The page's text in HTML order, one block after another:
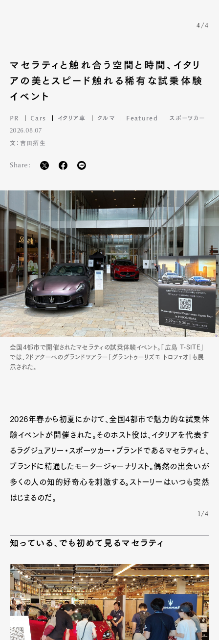
4/4
マセラティと触れ合う空間と時間、イタリ
アの美とスピード触れる稀有な試乗体験
イベント
PR Cars イタリア車 クルマ Featured スポーツカー
2026.08.07
文：吉田拓生
Share:
全国4都市で開催されたマセラティの試乗体験イベント。「広島 T-SITE」
では、2ドアクーペのグランドツアラー「グラントゥーリズモ トロフェオ」も展
示された。
2026年春から初夏にかけて、全国4都市で魅力的な試乗体
験イベントが開催された。そのホスト役は、イタリアを代表す
るラグジュアリー・スポーツカー・ブランドであるマセラティと、
ブランドに精通したモータージャーナリスト。偶然の出会いが
多くの人の知的好奇心を刺激する。ストーリーはいつも突然
はじまるのだ。
1/4
知っている、でも初めて見るマセラティ